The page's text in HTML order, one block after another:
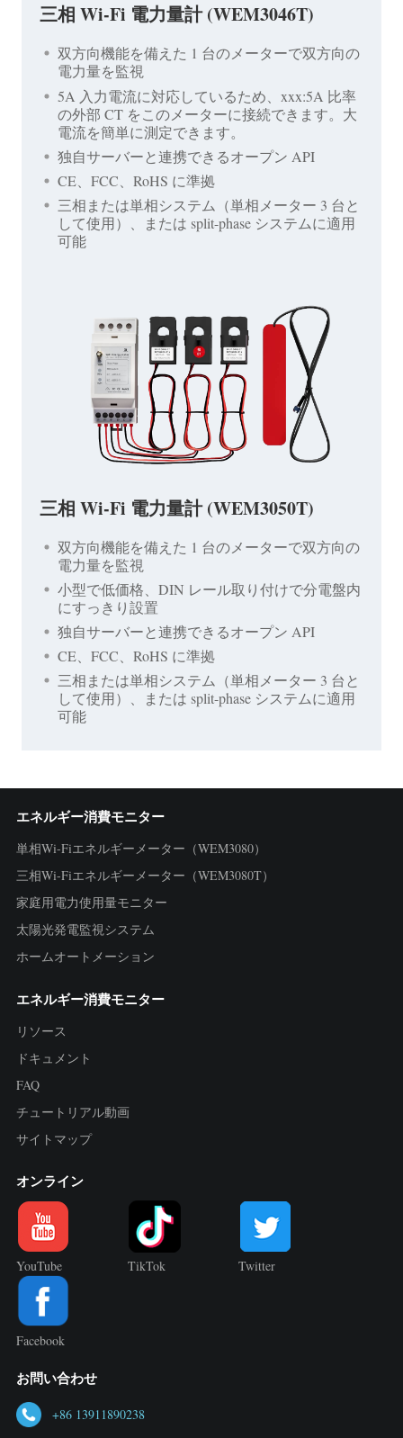
三相 Wi-Fi 電力量計 (WEM3046T)
双方向機能を備えた 1 台のメーターで双方向の
電力量を監視
5A 入力電流に対応しているため、xxx:5A 比率
の外部 CT をこのメーターに接続できます。大
電流を簡単に測定できます。
独自サーバーと連携できるオープン API
CE、FCC、RoHS に準拠
三相または単相システム（単相メーター 3 台と
して使用）、または split-phase システムに適用
可能
三相 Wi-Fi 電力量計 (WEM3050T)
双方向機能を備えた 1 台のメーターで双方向の
電力量を監視
小型で低価格、DIN レール取り付けで分電盤内
にすっきり設置
独自サーバーと連携できるオープン API
CE、FCC、RoHS に準拠
三相または単相システム（単相メーター 3 台と
して使用）、または split-phase システムに適用
可能
エネルギー消費モニター
単相Wi-Fiエネルギーメーター（WEM3080）
三相Wi-Fiエネルギーメーター（WEM3080T）
家庭用電力使用量モニター
太陽光発電監視システム
ホームオートメーション
エネルギー消費モニター
リソース
ドキュメント
FAQ
チュートリアル動画
サイトマップ
オンライン
YouTube TikTok Twitter
Facebook
お問い合わせ
+86 13911890238